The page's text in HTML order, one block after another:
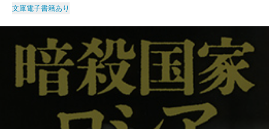
文庫電子書籍あり